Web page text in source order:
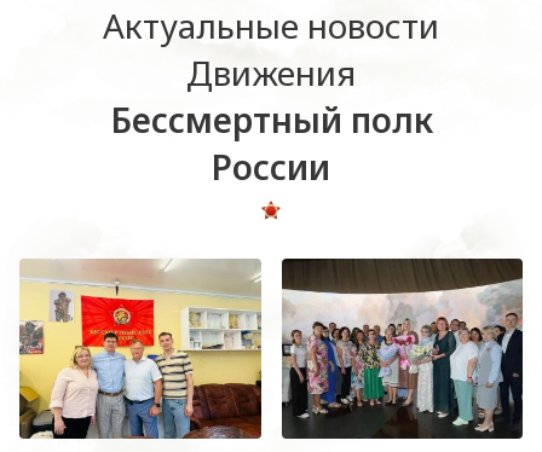
Актуальные новости
Движения
Бессмертный полк
России